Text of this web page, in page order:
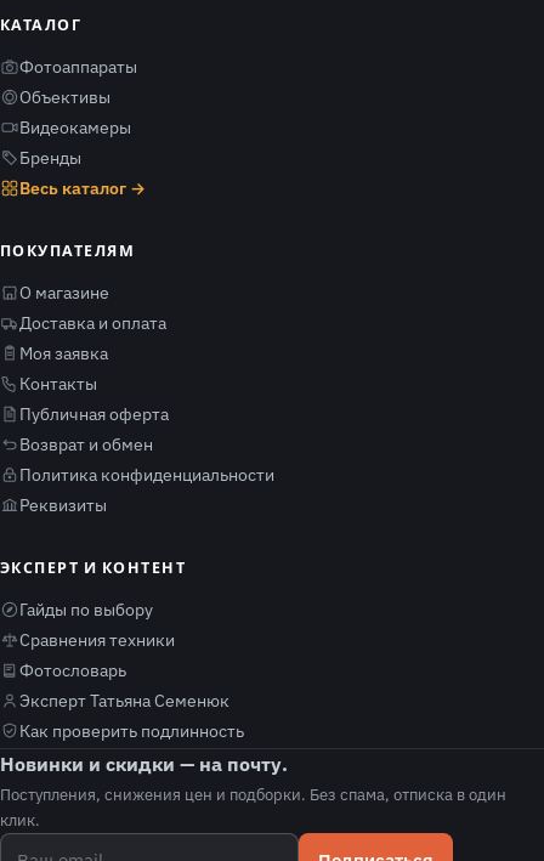
КАТАЛОГ
Фотоаппараты
Объективы
Видеокамеры
Бренды
Весь каталог →
ПОКУПАТЕЛЯМ
О магазине
Доставка и оплата
Моя заявка
Контакты
Публичная оферта
Возврат и обмен
Политика конфиденциальности
Реквизиты
ЭКСПЕРТ И КОНТЕНТ
Гайды по выбору
Сравнения техники
Фотословарь
Эксперт Татьяна Семенюк
Как проверить подлинность
Новинки и скидки — на почту.
Поступления, снижения цен и подборки. Без спама, отписка в один
клик.